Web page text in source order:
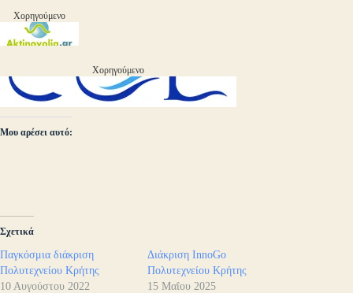
Χορηγούμενο
Χορηγούμενο
Μου αρέσει αυτό:
Σχετικά
Παγκόσμια διάκριση
Πολυτεχνείου Κρήτης
10 Αυγούστου 2022
Διάκριση InnoGo
Πολυτεχνείου Κρήτης
15 Μαΐου 2025